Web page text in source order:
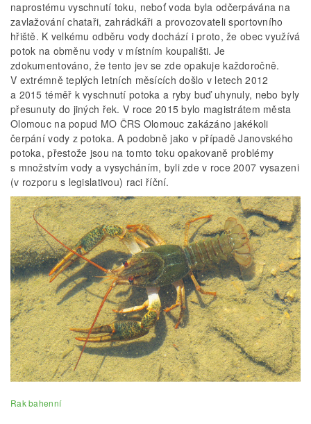
naprostému vyschnutí toku, neboť voda byla odčerpávána na
zavlažování chataři, zahrádkáři a provozovateli sportovního
hřiště. K velkému odběru vody dochází i proto, že obec využívá
potok na obměnu vody v místním koupališti. Je
zdokumentováno, že tento jev se zde opakuje každoročně.
V extrémně teplých letních měsících došlo v letech 2012
a 2015 téměř k vyschnutí potoka a ryby buď uhynuly, nebo byly
přesunuty do jiných řek. V roce 2015 bylo magistrátem města
Olomouc na popud MO ČRS Olomouc zakázáno jakékoli
čerpání vody z potoka. A podobně jako v případě Janovského
potoka, přestože jsou na tomto toku opakovaně problémy
s množstvím vody a vysycháním, byli zde v roce 2007 vysazeni
(v rozporu s legislativou) raci říční.
Rak bahenní